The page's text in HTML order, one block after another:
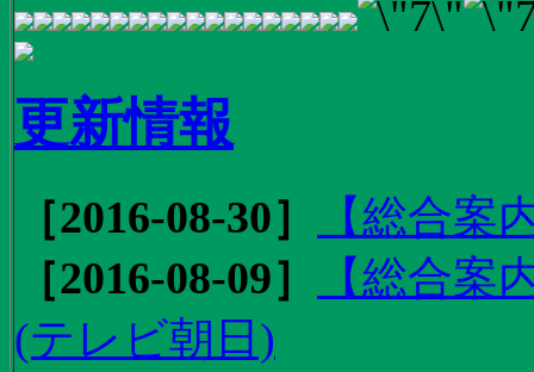
更新情報
［2016-08-30］
【総合
［2016-08-09］
【総合
(テレビ朝日)